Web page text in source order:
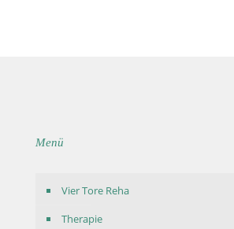
Menü
Vier Tore Reha
Therapie